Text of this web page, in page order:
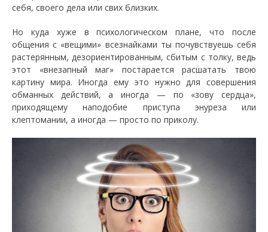
себя, своего дела или свих близких.
Но куда хуже в психологическом плане, что после
общения с «вещими» всезнайками ты почувствуешь себя
растерянным, дезориентированным, сбитым с толку, ведь
этот «внезапный маг» постарается расшатать твою
картину мира. Иногда ему это нужно для совершения
обманных действий, а иногда — по «зову сердца»,
приходящему наподобие приступа энуреза или
клептомании, а иногда — просто по приколу.